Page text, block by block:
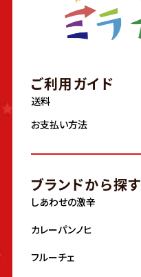
ご利用ガイド
送料
お支払い方法
ブランドから探す
しあわせの激辛
カレーパンノヒ
フルーチェ